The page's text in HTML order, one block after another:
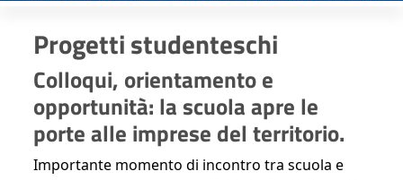
Progetti studenteschi
Colloqui, orientamento e
opportunità: la scuola apre le
porte alle imprese del territorio.
Importante momento di incontro tra scuola e